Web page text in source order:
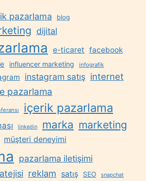
pazarlama blog
dijital
e-ticaret facebook
influencer marketing infografik
instagram satış internet
pazarlama
içerik pazarlama
linkedin marka marketing
müşteri deneyimi
pazarlama iletişimi
reklam satış SEO snapchat